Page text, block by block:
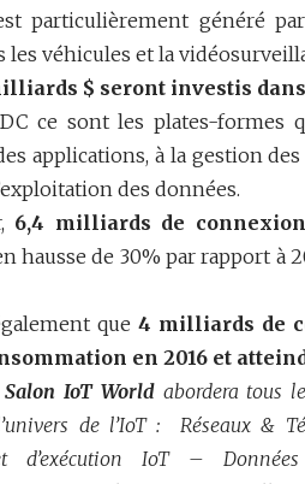
particulièrement généré
les véhicules et la
$ seront investis dans
ce sontles plates-formes
applications, à la gestion
des données.
6,4 milliards de
hausse de 30% par rapport à
que 4 milliards de
en 2016 et
Salon IoT World abordera tous
de l’IoT : Réseaux &
d’exécution IoT –